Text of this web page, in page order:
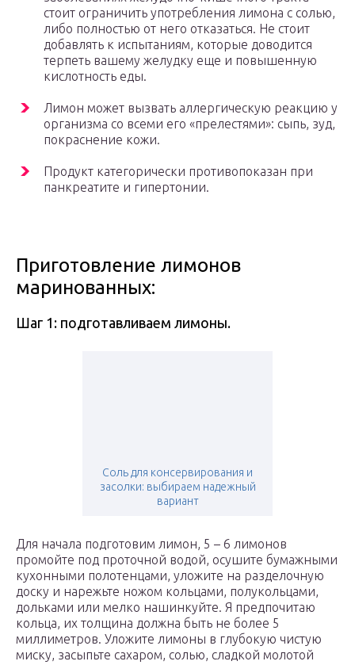
стоит ограничить употребления лимона с солью,
либо полностью от него отказаться. Не стоит
добавлять к испытаниям, которые доводится
терпеть вашему желудку еще и повышенную
кислотность еды.
Лимон может вызвать аллергическую реакцию у
организма со всеми его «прелестями»: сыпь, зуд,
покраснение кожи.
Продукт категорически противопоказан при
панкреатите и гипертонии.
Приготовление лимонов
маринованных:
Шаг 1: подготавливаем лимоны.
Соль для консервирования и
засолки: выбираем надежный
вариант
Для начала подготовим лимон, 5 – 6 лимонов
промойте под проточной водой, осушите бумажными
кухонными полотенцами, уложите на разделочную
доску и нарежьте ножом кольцами, полукольцами,
дольками или мелко нашинкуйте. Я предпочитаю
кольца, их толщина должна быть не более 5
миллиметров. Уложите лимоны в глубокую чистую
миску, засыпьте сахаром, солью, сладкой молотой